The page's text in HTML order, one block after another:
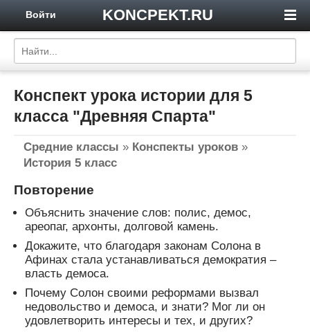
KONCPEKT.RU
Войти
Конспект урока истории для 5
класса "Древняя Спарта"
Средние классы » Конспекты уроков »
История 5 класс
Повторение
Объяснить значение слов: полис, демос,
ареопаг, архонты, долговой камень.
Докажите, что благодаря законам Солона в
Афинах стала устанавливаться демократия –
власть демоса.
Почему Солон своими реформами вызвал
недовольство и демоса, и знати? Мог ли он
удовлетворить интересы и тех, и других?